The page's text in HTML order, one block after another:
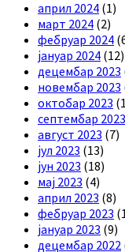
април 2024 (1)
март 2024 (2)
фебруар 2024
јануар 2024 (12)
децембар 2023
новембар 2023
октобар 2023
септембар 2023
август 2023 (7)
јул 2023 (13)
јун 2023 (18)
мај 2023 (4)
април 2023 (8)
фебруар 2023
јануар 2023 (9)
децембар 2022